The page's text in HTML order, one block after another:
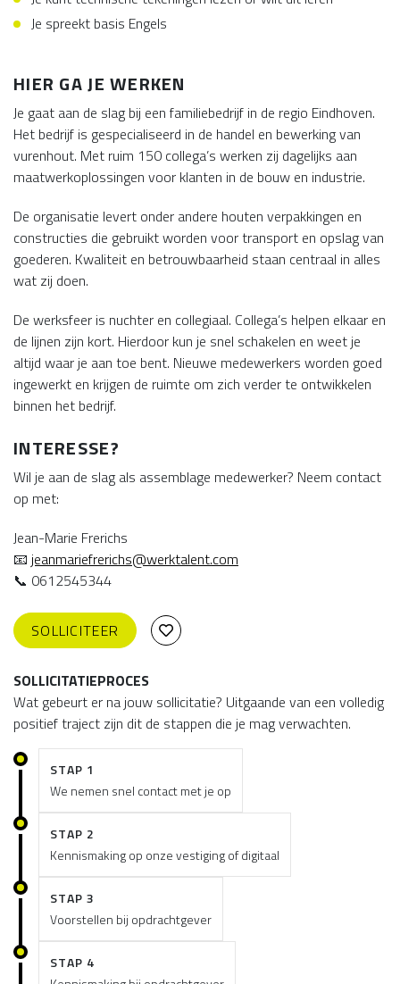
Je spreekt basis Engels
HIER GA JE WERKEN
Je gaat aan de slag bij een familiebedrijf in de regio Eindhoven.
Het bedrijf is gespecialiseerd in de handel en bewerking van
vurenhout. Met ruim 150 collega’s werken zij dagelijks aan
maatwerkoplossingen voor klanten in de bouw en industrie.
De organisatie levert onder andere houten verpakkingen en
constructies die gebruikt worden voor transport en opslag van
goederen. Kwaliteit en betrouwbaarheid staan centraal in alles
wat zij doen.
De werksfeer is nuchter en collegiaal. Collega’s helpen elkaar en
de lijnen zijn kort. Hierdoor kun je snel schakelen en weet je
altijd waar je aan toe bent. Nieuwe medewerkers worden goed
ingewerkt en krijgen de ruimte om zich verder te ontwikkelen
binnen het bedrijf.
INTERESSE?
Wil je aan de slag als assemblage medewerker? Neem contact
op met:
Jean-Marie Frerichs
📧 jeanmariefrerichs@werktalent.com
📞 0612545344
SOLLICITEER
SOLLICITATIEPROCES
Wat gebeurt er na jouw sollicitatie? Uitgaande van een volledig
positief traject zijn dit de stappen die je mag verwachten.
STAP 1
We nemen snel contact met je op
STAP 2
Kennismaking op onze vestiging of digitaal
STAP 3
Voorstellen bij opdrachtgever
STAP 4